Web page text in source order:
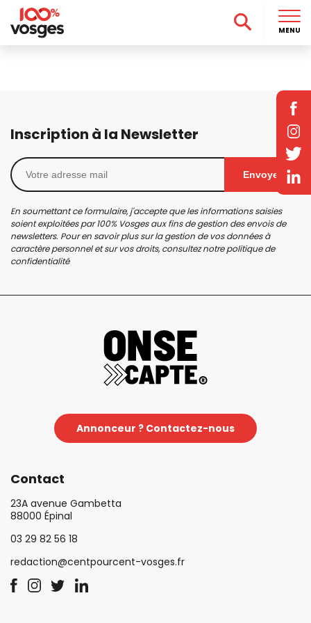
Inscription à la Newsletter
Envoyer
En soumettant ce formulaire, j'accepte que les informations saisies
soient exploitées par 100% Vosges aux fins de gestion des envois de
newsletters. Pour en savoir plus sur la gestion de vos données à
caractère personnel et sur vos droits, consultez notrepolitique de
confidentialité
Annonceur ? Contactez-nous
Contact
23A avenue Gambetta
88000 Épinal
03 29 82 56 18
redaction@centpourcent-vosges.fr
MENU